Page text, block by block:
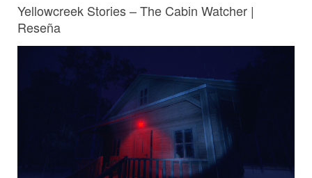
Yellowcreek Stories – The Cabin Watcher |
Reseña